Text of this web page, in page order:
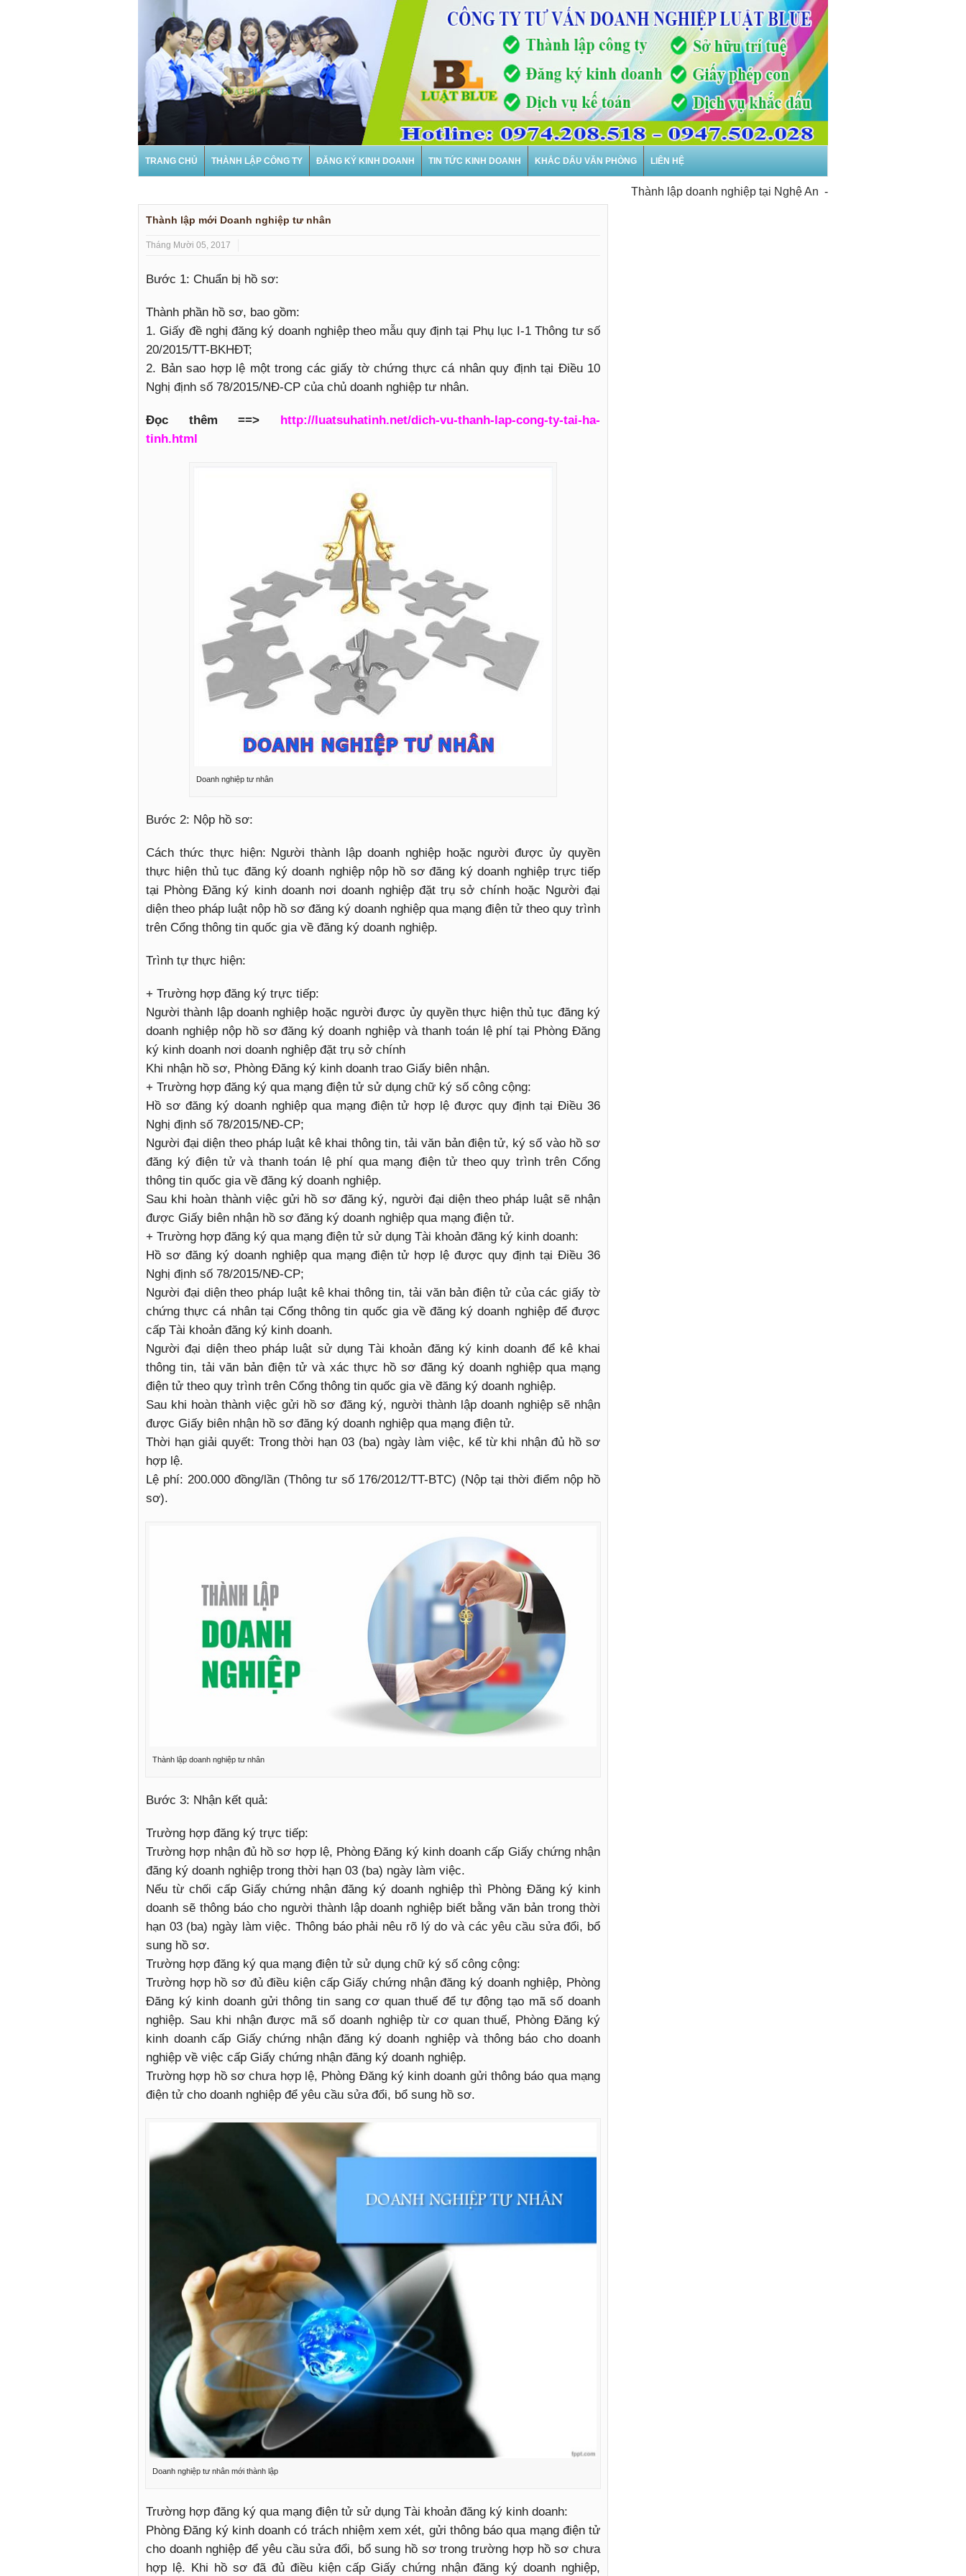
TRANG CHỦ THÀNH LẬP CÔNG TY ĐĂNG KÝ KINH DOANH TIN TỨC KINH DOANH KHẮC DẤU VĂN PHÒNG LIÊN HỆ
Thành lập doanh nghiệp tại Nghệ An- Dịch vụ thành lập doanh nghiệp
Thành lập mới Doanh nghiệp tư nhân
Tháng Mười 05, 2017
Bước 1: Chuẩn bị hồ sơ:
Thành phần hồ sơ, bao gồm:
1. Giấy đề nghị đăng ký doanh nghiệp theo mẫu quy định tại Phụ lục I-1 Thông tư số
20/2015/TT-BKHĐT;
2. Bản sao hợp lệ một trong các giấy tờ chứng thực cá nhân quy định tại Điều 10
Nghị định số 78/2015/NĐ-CP của chủ doanh nghiệp tư nhân.
Đọc thêm ==> http://luatsuhatinh.net/dich-vu-thanh-lap-cong-ty-tai-ha-
tinh.html
Doanh nghiệp tư nhân
Bước 2: Nộp hồ sơ:
Cách thức thực hiện: Người thành lập doanh nghiệp hoặc người được ủy quyền
thực hiện thủ tục đăng ký doanh nghiệp nộp hồ sơ đăng ký doanh nghiệp trực tiếp
tại Phòng Đăng ký kinh doanh nơi doanh nghiệp đặt trụ sở chính hoặc Người đại
diện theo pháp luật nộp hồ sơ đăng ký doanh nghiệp qua mạng điện tử theo quy trình
trên Cổng thông tin quốc gia về đăng ký doanh nghiệp.
Trình tự thực hiện:
+ Trường hợp đăng ký trực tiếp:
Người thành lập doanh nghiệp hoặc người được ủy quyền thực hiện thủ tục đăng ký
doanh nghiệp nộp hồ sơ đăng ký doanh nghiệp và thanh toán lệ phí tại Phòng Đăng
ký kinh doanh nơi doanh nghiệp đặt trụ sở chính
Khi nhận hồ sơ, Phòng Đăng ký kinh doanh trao Giấy biên nhận.
+ Trường hợp đăng ký qua mạng điện tử sử dụng chữ ký số công cộng:
Hồ sơ đăng ký doanh nghiệp qua mạng điện tử hợp lệ được quy định tại Điều 36
Nghị định số 78/2015/NĐ-CP;
Người đại diện theo pháp luật kê khai thông tin, tải văn bản điện tử, ký số vào hồ sơ
đăng ký điện tử và thanh toán lệ phí qua mạng điện tử theo quy trình trên Cổng
thông tin quốc gia về đăng ký doanh nghiệp.
Sau khi hoàn thành việc gửi hồ sơ đăng ký, người đại diện theo pháp luật sẽ nhận
được Giấy biên nhận hồ sơ đăng ký doanh nghiệp qua mạng điện tử.
+ Trường hợp đăng ký qua mạng điện tử sử dụng Tài khoản đăng ký kinh doanh:
Hồ sơ đăng ký doanh nghiệp qua mạng điện tử hợp lệ được quy định tại Điều 36
Nghị định số 78/2015/NĐ-CP;
Người đại diện theo pháp luật kê khai thông tin, tải văn bản điện tử của các giấy tờ
chứng thực cá nhân tại Cổng thông tin quốc gia về đăng ký doanh nghiệp để được
cấp Tài khoản đăng ký kinh doanh.
Người đại diện theo pháp luật sử dụng Tài khoản đăng ký kinh doanh để kê khai
thông tin, tải văn bản điện tử và xác thực hồ sơ đăng ký doanh nghiệp qua mạng
điện tử theo quy trình trên Cổng thông tin quốc gia về đăng ký doanh nghiệp.
Sau khi hoàn thành việc gửi hồ sơ đăng ký, người thành lập doanh nghiệp sẽ nhận
được Giấy biên nhận hồ sơ đăng ký doanh nghiệp qua mạng điện tử.
Thời hạn giải quyết: Trong thời hạn 03 (ba) ngày làm việc, kể từ khi nhận đủ hồ sơ
hợp lệ.
Lệ phí: 200.000 đồng/lần (Thông tư số 176/2012/TT-BTC) (Nộp tại thời điểm nộp hồ
sơ).
Thành lập doanh nghiệp tư nhân
Bước 3: Nhận kết quả:
Trường hợp đăng ký trực tiếp:
Trường hợp nhận đủ hồ sơ hợp lệ, Phòng Đăng ký kinh doanh cấp Giấy chứng nhận
đăng ký doanh nghiệp trong thời hạn 03 (ba) ngày làm việc.
Nếu từ chối cấp Giấy chứng nhận đăng ký doanh nghiệp thì Phòng Đăng ký kinh
doanh sẽ thông báo cho người thành lập doanh nghiệp biết bằng văn bản trong thời
hạn 03 (ba) ngày làm việc. Thông báo phải nêu rõ lý do và các yêu cầu sửa đổi, bổ
sung hồ sơ.
Trường hợp đăng ký qua mạng điện tử sử dụng chữ ký số công cộng:
Trường hợp hồ sơ đủ điều kiện cấp Giấy chứng nhận đăng ký doanh nghiệp, Phòng
Đăng ký kinh doanh gửi thông tin sang cơ quan thuế để tự động tạo mã số doanh
nghiệp. Sau khi nhận được mã số doanh nghiệp từ cơ quan thuế, Phòng Đăng ký
kinh doanh cấp Giấy chứng nhận đăng ký doanh nghiệp và thông báo cho doanh
nghiệp về việc cấp Giấy chứng nhận đăng ký doanh nghiệp.
Trường hợp hồ sơ chưa hợp lệ, Phòng Đăng ký kinh doanh gửi thông báo qua mạng
điện tử cho doanh nghiệp để yêu cầu sửa đổi, bổ sung hồ sơ.
Doanh nghiệp tư nhân mới thành lập
Trường hợp đăng ký qua mạng điện tử sử dụng Tài khoản đăng ký kinh doanh:
Phòng Đăng ký kinh doanh có trách nhiệm xem xét, gửi thông báo qua mạng điện tử
cho doanh nghiệp để yêu cầu sửa đổi, bổ sung hồ sơ trong trường hợp hồ sơ chưa
hợp lệ. Khi hồ sơ đã đủ điều kiện cấp Giấy chứng nhận đăng ký doanh nghiệp,